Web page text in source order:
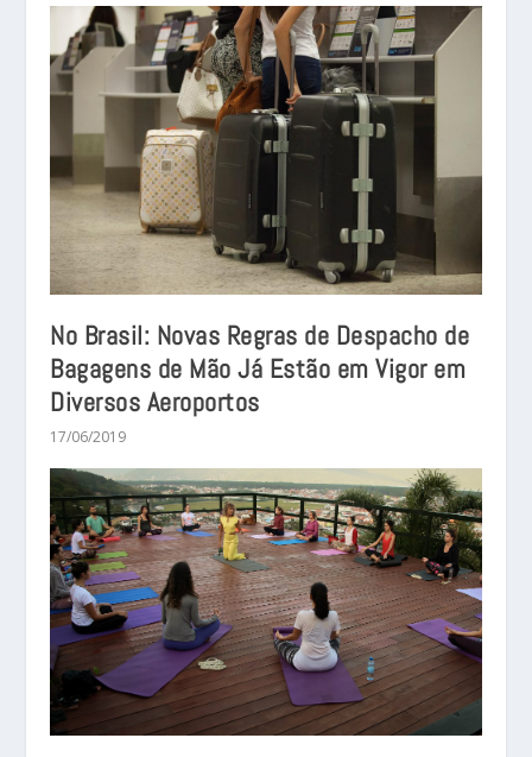
No Brasil: Novas Regras de Despacho de
Bagagens de Mão Já Estão em Vigor em
Diversos Aeroportos
17/06/2019